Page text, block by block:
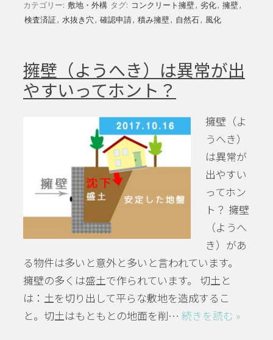
カテゴリー: 敷地・外構 タグ: コンクリート擁壁, 劣化, 擁壁,
検査済証, 水抜き穴 , 確認申請, 積み擁壁, 自然石, 風化
擁壁（ようへき）は異常が出
やすいってホント？
擁壁（よ
うへき）
は異常が
出やすい
ってホン
ト？ 擁壁
（ようへ
き）があ
る物件は多いと意外と多いと言われています。
擁壁の多くは盛土で作られています。 切土と
は：土を切り出して平らな敷地を造成するこ
と。切土はもともとの地面を削… 続きを読む »